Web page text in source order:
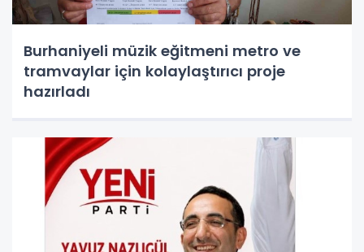
Burhaniyeli müzik eğitmeni metro ve
tramvaylar için kolaylaştırıcı proje
hazırladı